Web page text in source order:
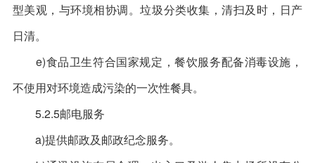
型美观，与环境相协调。垃圾分类收集，清扫及时，日产
日清。
e)食品卫生符合国家规定，餐饮服务配备消毒设施，
不使用对环境造成污染的一次性餐具。
5.2.5邮电服务
a)提供邮政及邮政纪念服务。